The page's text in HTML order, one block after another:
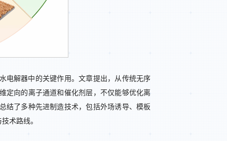
电解器中的关键作用。文章提出，从传统无序
定向的离子通道和催化剂层，不仅能够优化离
结了多种先进制造技术，包括外场诱导、模板
术路线。